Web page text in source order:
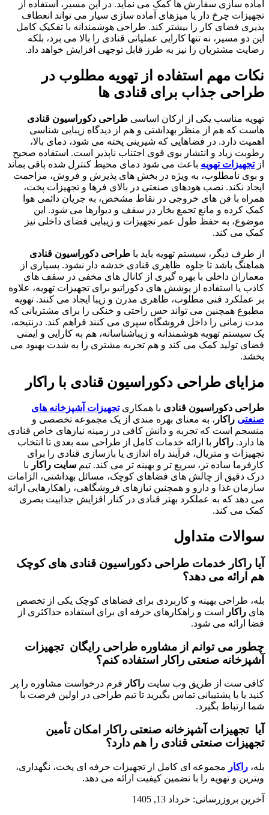
آماده سازی سفارش ها کمک می نماید. در این مسیر، استفاده از
تجهیزات چرخ دار یا میزهای آماده سازی سیار می تواند انعطاف
پذیری فضای کار را بیشتر کند. طراحی هوشمندانه با تفکیک کامل
این دو مسیر، نه تنها کارایی عملیاتی قنادی را بالا می برد، بلکه
رضایت مشتریان را نیز به طرز قابل توجهی افزایش خواهد داد.
نکات مهم استفاده از تهویه مطلوب در
طراحی جذاب برای قنادی ها
تهویه مناسب یکی از ارکان اساسی طراحی دکوراسیون قنادی
هاست که هم از منظر بهداشتی و هم از دیدگاه زیبایی شناسی
اهمیت دارد. در فضاهایی که شیرینی پخته می شود، دمای بالا،
رطوبت زیاد و انتشار بوی قوی اجتناب ناپذیر است. استفاده صحیح
ازتجهیزات تهویه باعث می شود دمای محیط کنترل شده باقی بماند
و بوی نامطلوب، به ویژه در بخش های پذیرش و فروش، مزاحمت
ایجاد نکند. نصب هودهای صنعتی در بالای فرها و تجهیزات پخت،
همراه با فن های خروجی در نقاط مشخص، به جریان دائمی هوا
کمک کرده و مانع تجمع بخار در سقف و دیوارها می شود. این
موضوع، به حفظ طول عمر تجهیزات و زیبایی فضای داخلی نیز
کمک می کند.
از طرف دیگر، سیستم تهویه باید با طراحی دکوراسیون قنادی
هماهنگ باشد تا جلوه ظاهری قنادی خدشه دار نشود. بسیاری از
معماران داخلی با بهره گیری از کانال های مخفی در سقف های
کاذب یا استفاده از پوشش های دکوراتیو برای تجهیزات تهویه، علاوه
بر عملکرد فنی مطلوب، ظاهری مدرن و زیبا ایجاد می کنند. تهویه
مطبوع همچنین می تواند حس راحتی و خنکی را برای مشتریانی که
مدت زمانی را داخل فروشگاه سپری می کنند فراهم کند. درنتیجه،
یک سیستم تهویه هوشمندانه و زیباشناسانه، هم به کارایی و ایمنی
فضای تولید کمک می کند و هم تجربه مشتری را به شدت بهبود می
بخشد.
مزایای طراحی دکوراسیون قنادی با راکار
طراحی دکوراسیون قنادی با همکاریتجهیزات آشپزخانه های
صنعتی راکار ، به معنای بهره مندی از یک مجموعه تخصصی و
منسجم است که تجربه و دانش کافی در زمینه نیازهای خاص قنادی
ها دارد. راکار با ارائه خدمات کامل از طراحی سه بعدی تا انتخاب
تجهیزات و متریال، فرآیند راه اندازی یا بازسازی قنادی را برای
کارفرما ساده تر، سریع تر و بهینه تر می کند. تیم سایت راکار با
درک دقیق از چالش های فضاهای کوچک، مسائل بهداشتی، الزامات
سازمان غذا و دارو و همچنین نیازهای فروشگاهی، راهکارهایی ارائه
می دهد که به عملکرد بهتر قنادی در کنار افزایش جذابیت بصری
کمک می کند.
سوالات متداول
آیا راکار خدمات طراحی دکوراسیون قنادی های کوچک
هم ارائه می دهد؟
بله، طراحی بهینه و کاربردی برای فضاهای کوچک یکی از تخصص
های راکار
است و راهکارهای حرفه ای برای استفاده حداکثری از
فضا ارائه می شود.
چطور می توانم از مشاوره طراحی رایگان تجهیزات
آشپزخانه صنعتی راکار
استفاده کنم؟
کافی ست از طریق وب سایت راکار فرم درخواست مشاوره را پر
کنید یا با پشتیبانی تماس بگیرید تا تیم طراحی در اولین فرصت با
شما ارتباط بگیرد.
آیا تجهیزات آشپزخانه صنعتی راکار
امکان تأمین
تجهیزات صنعتی قنادی را هم دارد؟
بله، راکار مجموعه ای کامل از تجهیزات حرفه ای پخت، نگهداری،
ویترین و تهویه را با تضمین کیفیت ارائه می دهد.
آخرین بروزرسانی: خرداد 13, 1405